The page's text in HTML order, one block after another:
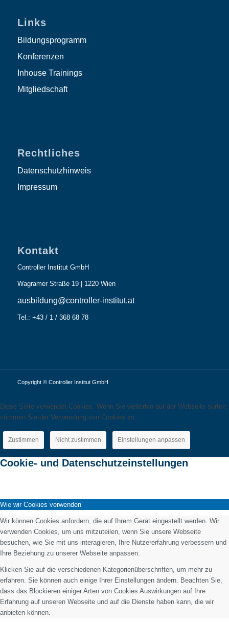
Links
Bildungsprogramm
Konferenzen
Inhouse Trainings
Mitgliedschaft
Rechtliches
Datenschutzhinweis
Impressum
Kontakt
Controller Institut GmbH
Wagramer Straße 19 | 1220 Wien
ausbildung@controller-institut.at
Tel.: +43 / 1 / 368 68 78
Copyright © Controller Institut GmbH
Diese Seite verwendet Cookies. Wenn Sie weiterhin auf der Webseite surfen,
stimmen Sie der Verwendung von Cookies zu.
Zustimmen Nicht zustimmen Einstellungen anpassen
Cookie- und Datenschutzeinstellungen
Wie wir Cookies verwenden
Wir können Cookies anfordern, die auf Ihrem Gerät eingestellt werden. Wir
verwenden Cookies, um uns mitzuteilen, wenn Sie unsere Webseite
besuchen, wie Sie mit uns interagieren, Ihre Nutzererfahrung verbessern und
Ihre Beziehung zu unserer Webseite anpassen.
Klicken Sie auf die verschiedenen Kategorienüberschriften, um mehr zu
erfahren. Sie können auch einige Ihrer Einstellungen ändern. Beachten Sie,
dass das Blockieren einiger Arten von Cookies Auswirkungen auf Ihre
Erfahrung auf unseren Webseite und auf die Dienste haben kann, die wir
anbieten können.